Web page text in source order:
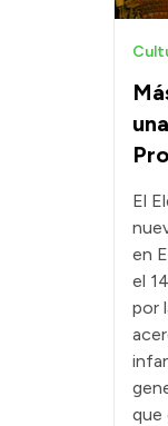
El
en
el
por
que